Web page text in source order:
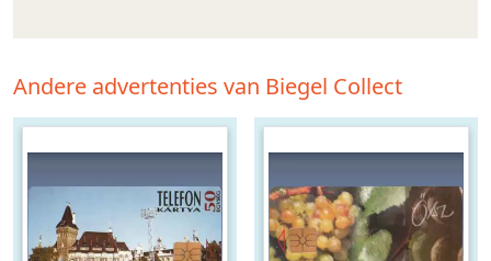
Andere advertenties van Biegel Collect